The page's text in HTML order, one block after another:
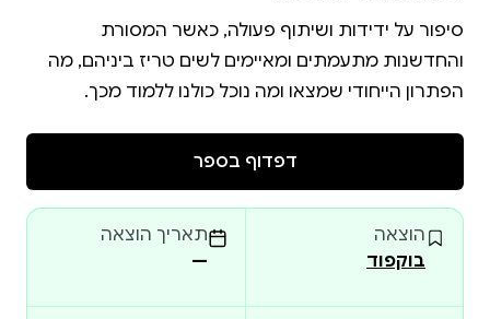
סיפור על ידידות ושיתוף פעולה, כאשר המסורת
והחדשנות מתעמתים ומאיימים לשים טריז ביניהם, מה
הפתרון הייחודי שמצאו ומה נוכל כולנו ללמוד מכך.
דפדוף בספר
הוצאה
בוקפוד
תאריך הוצאה
—